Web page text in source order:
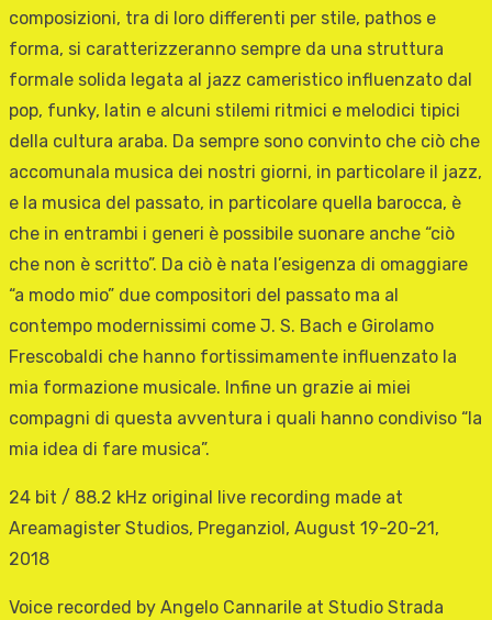
composizioni, tra di loro differenti per stile, pathos e
forma, si caratterizzeranno sempre da una struttura
formale solida legata al jazz cameristico influenzato dal
pop, funky, latin e alcuni stilemi ritmici e melodici tipici
della cultura araba. Da sempre sono convinto che ciò che
accomunala musica dei nostri giorni, in particolare il jazz,
e la musica del passato, in particolare quella barocca, è
che in entrambi i generi è possibile suonare anche “ciò
che non è scritto”. Da ciò è nata l’esigenza di omaggiare
“a modo mio” due compositori del passato ma al
contempo modernissimi come J. S. Bach e Girolamo
Frescobaldi che hanno fortissimamente influenzato la
mia formazione musicale. Infine un grazie ai miei
compagni di questa avventura i quali hanno condiviso “la
mia idea di fare musica”.
24 bit / 88.2 kHz original live recording made at
Areamagister Studios, Preganziol, August 19-20-21,
2018
Voice recorded by Angelo Cannarile at Studio Strada